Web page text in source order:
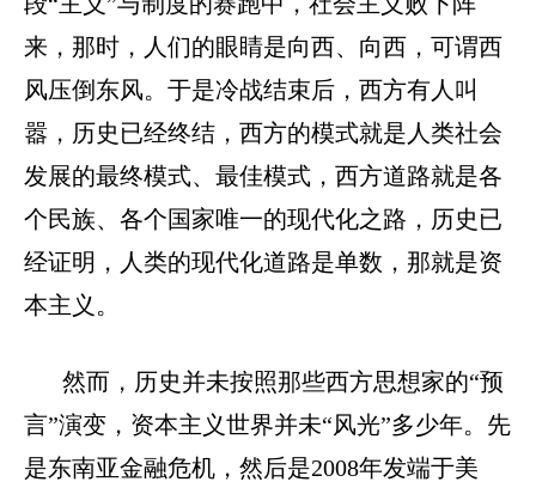
来，那时，人们的眼睛是向西、向西，可谓西
风压倒东风。于是冷战结束后，西方有人叫
嚣，历史已经终结，西方的模式就是人类社会
发展的最终模式、最佳模式，西方道路就是各
个民族、各个国家唯一的现代化之路，历史已
经证明，人类的现代化道路是单数，那就是资
本主义。
然而，历史并未按照那些西方思想家的“预
言”演变，资本主义世界并未“风光”多少年。先
是东南亚金融危机，然后是2008年发端于美